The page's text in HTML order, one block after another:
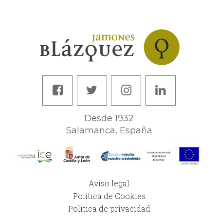
Desde 1932
Salamanca, España
Aviso legal
Política de Cookies
Política de privacidad